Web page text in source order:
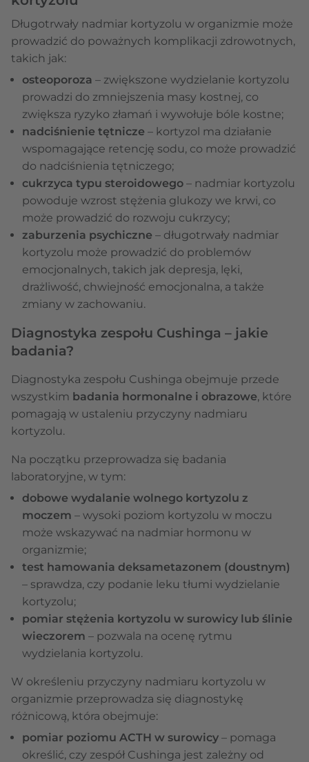
Długotrwały nadmiar kortyzolu w organizmie może
prowadzić do poważnych komplikacji zdrowotnych,
takich jak:
osteoporoza – zwiększone wydzielanie kortyzolu
prowadzi do zmniejszenia masy kostnej, co
zwiększa ryzyko złamań i wywołuje bóle kostne;
nadciśnienie tętnicze – kortyzol ma działanie
wspomagające retencję sodu, co może prowadzić
do nadciśnienia tętniczego;
cukrzyca typu steroidowego – nadmiar kortyzolu
powoduje wzrost stężenia glukozy we krwi, co
może prowadzić do rozwoju cukrzycy;
zaburzenia psychiczne – długotrwały nadmiar
kortyzolu może prowadzić do problemów
emocjonalnych, takich jak depresja, lęki,
drażliwość, chwiejność emocjonalna, a także
zmiany w zachowaniu.
Diagnostyka zespołu Cushinga – jakie
badania?
Diagnostyka zespołu Cushinga obejmuje przede
wszystkim badania hormonalne i obrazowe, które
pomagają w ustaleniu przyczyny nadmiaru
kortyzolu.
Na początku przeprowadza się badania
laboratoryjne, w tym:
dobowe wydalanie wolnego kortyzolu z
moczem – wysoki poziom kortyzolu w moczu
może wskazywać na nadmiar hormonu w
organizmie;
test hamowania deksametazonem (doustnym)
– sprawdza, czy podanie leku tłumi wydzielanie
kortyzolu;
pomiar stężenia kortyzolu w surowicy lub ślinie
wieczorem – pozwala na ocenę rytmu
wydzielania kortyzolu.
W określeniu przyczyny nadmiaru kortyzolu w
organizmie przeprowadza się diagnostykę
różnicową, która obejmuje:
pomiar poziomu ACTH w surowicy – pomaga
określić, czy zespół Cushinga jest zależny od